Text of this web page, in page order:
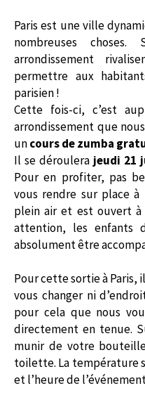
Paris est une ville
nombreuses
arrondissement
permettre aux
parisien !
Cette fois-ci, c’est
arrondissement que
uncours de zumba
Il se déroulera jeudi 21
Pour en profiter, pas
vous rendre sur place à
plein air et est ouvert à
attention, les enfants
absolument être
Pour cette sortie à Paris,
vous changer ni
pour cela que nous
directement en tenue.
munir de votre
toilette. La température
et l’heure de